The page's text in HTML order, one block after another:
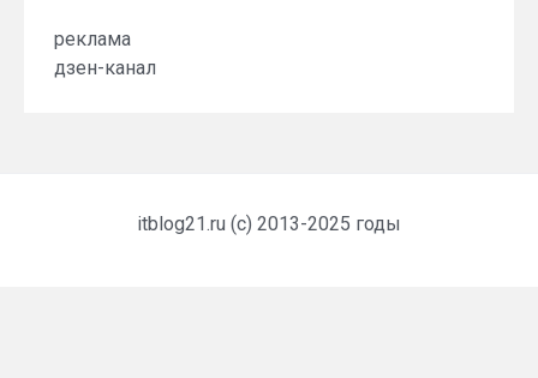
реклама
дзен-канал
itblog21.ru (c) 2013-2025 годы